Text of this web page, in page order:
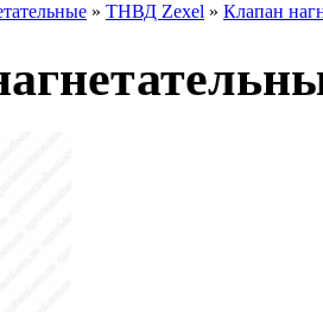
» ТНВД Zexel » Клапан